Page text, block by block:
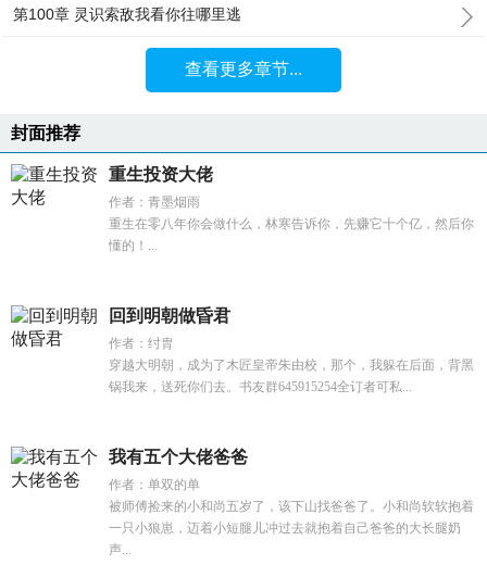
第100章 灵识索敌我看你往哪里逃
查看更多章节...
封面推荐
重生投资大佬
作者：青墨烟雨
重生在零八年你会做什么，林寒告诉你，先赚它十个亿，然后你
懂的！...
回到明朝做昏君
作者：纣胄
穿越大明朝，成为了木匠皇帝朱由校，那个，我躲在后面，背黑
锅我来，送死你们去。书友群645915254全订者可私...
我有五个大佬爸爸
作者：单双的单
被师傅捡来的小和尚五岁了，该下山找爸爸了。小和尚软软抱着
一只小狼崽，迈着小短腿儿冲过去就抱着自己爸爸的大长腿奶
声...